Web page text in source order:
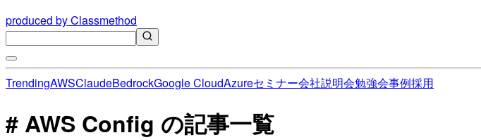
produced by Classmethod
TrendingAWSClaudeBedrockGoogle CloudAzureセミナー会社説明会勉強会事例採用
# AWS Config の記事一覧